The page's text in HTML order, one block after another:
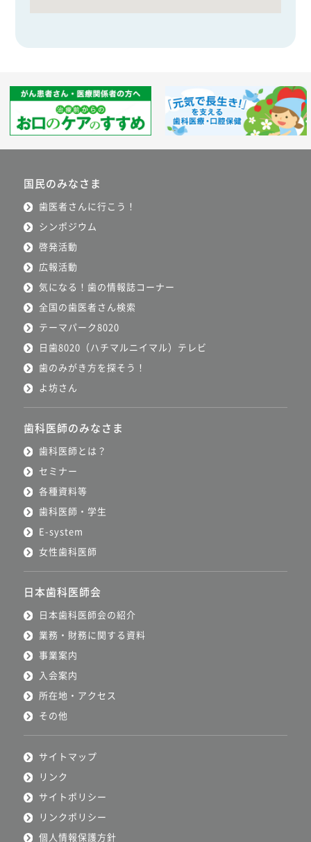
国民のみなさま
歯医者さんに行こう！
シンポジウム
啓発活動
広報活動
気になる！歯の情報誌コーナー
全国の歯医者さん検索
テーマパーク8020
日歯8020（ハチマルニイマル）テレビ
歯のみがき方を探そう！
よ坊さん
歯科医師のみなさま
歯科医師とは？
セミナー
各種資料等
歯科医師・学生
E-system
女性歯科医師
日本歯科医師会
日本歯科医師会の紹介
業務・財務に関する資料
事業案内
入会案内
所在地・アクセス
その他
サイトマップ
リンク
サイトポリシー
リンクポリシー
個人情報保護方針